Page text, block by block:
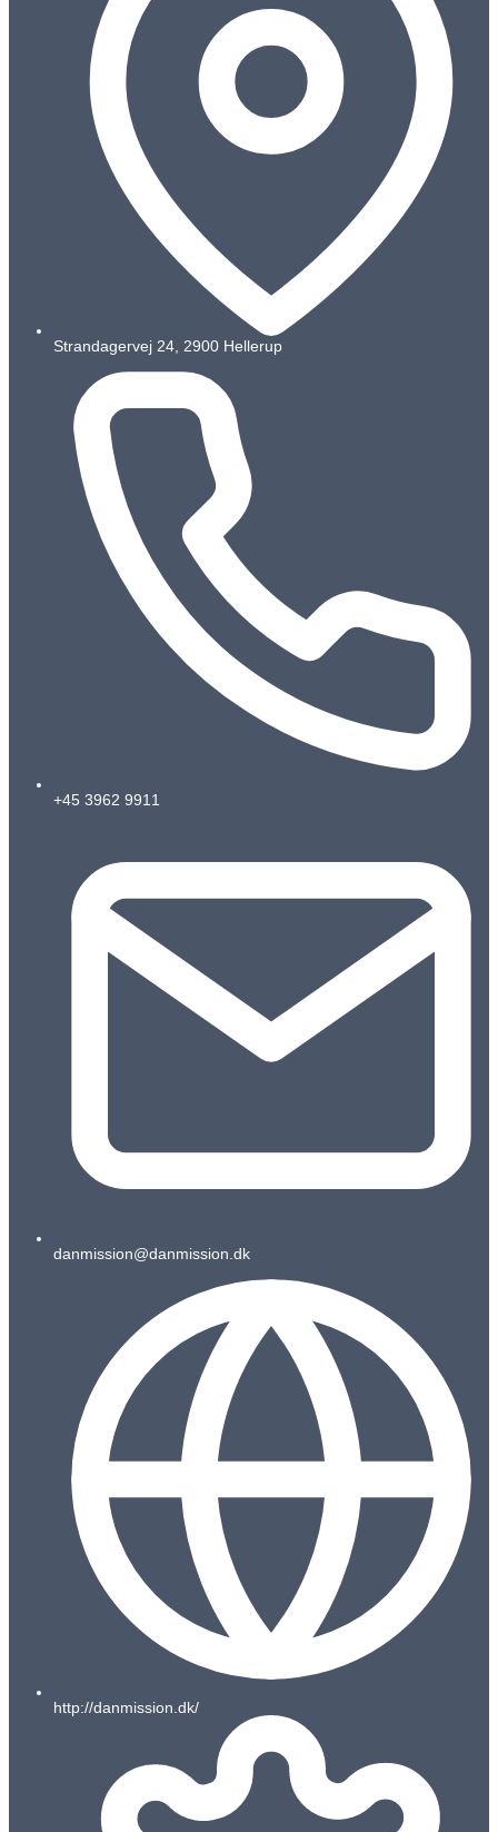
Strandagervej 24, 2900 Hellerup
+45 3962 9911
danmission@danmission.dk
http://danmission.dk/